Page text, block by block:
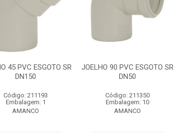
45 PVC ESGOTO SR
DN150
Código: 211193
Embalagem: 1
AMANCO
JOELHO 90 PVC ESGOTO SR
DN50
Código: 211350
Embalagem: 10
AMANCO